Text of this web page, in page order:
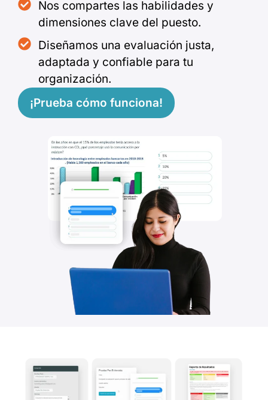
Nos compartes las habilidades y
dimensiones clave del puesto.
Diseñamos una evaluación justa,
adaptada y confiable para tu
organización.
¡Prueba cómo funciona!